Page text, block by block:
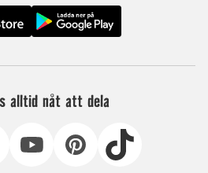
alltid nåt att dela